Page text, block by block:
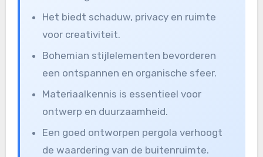
Het biedt schaduw, privacy en ruimte
voor creativiteit.
Bohemian stijlelementen bevorderen
een ontspannen en organische sfeer.
Materiaalkennis is essentieel voor
ontwerp en duurzaamheid.
Een goed ontworpen pergola verhoogt
de waardering van de buitenruimte.